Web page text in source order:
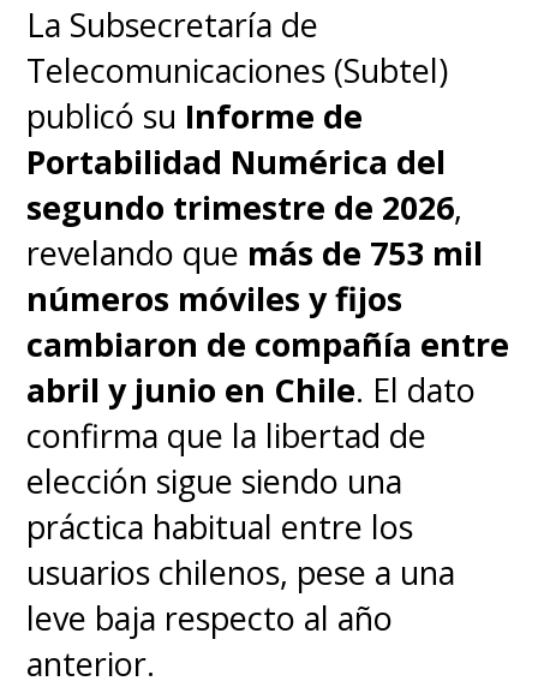
La Subsecretaría de
Telecomunicaciones (Subtel)
publicó su Informe de
Portabilidad Numérica del
segundo trimestre de 2026,
revelando que más de 753 mil
números móviles y fijos
cambiaron de compañía entre
abril y junio en Chile. El dato
confirma que la libertad de
elección sigue siendo una
práctica habitual entre los
usuarios chilenos, pese a una
leve baja respecto al año
anterior.